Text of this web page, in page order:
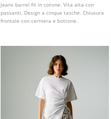
Jeans barrel fit in cotone. Vita alta con
passanti. Design a cinque tasche. Chiusura
frontale con cerniera e bottone.